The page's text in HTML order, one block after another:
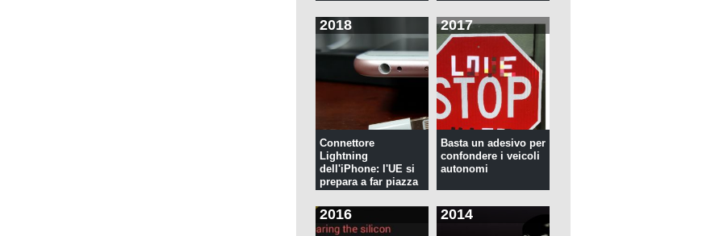
2018
Connettore
Lightning
dell'iPhone: l'UE si
prepara a far piazza
2017
Basta un adesivo per
confondere i veicoli
autonomi
2016 2014